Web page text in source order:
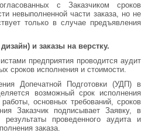
с Заказчиком сроков
невыполненной части заказа, но не
только в случае предъявления
и заказы на верстку.
предприятия проводится аудит
сроков исполнения и стоимости.
Допечатной Подготовки (УДП) в
возможный срок исполнения
основных требований, сроков
Заказчик подписывает Заявку, в
проведенного аудита и
заказа.